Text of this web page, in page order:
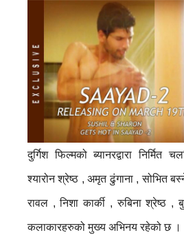
दुर्गिश फिल्मको ब्यानरद्वारा
श्यारोन श्रेष्ठ , अमृत ढुंगाना , सोभित
रावल , निशा कार्की , रुबिना श्रेष्ठ ,
कलाकारहरुको मुख्य अभिनय रहेको छ ।